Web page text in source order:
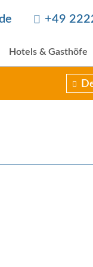
+49
Hotels & Gasthöfe